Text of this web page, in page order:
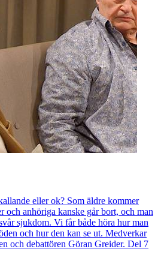
eller ok? Som äldre kommer
och anhöriga kanske går bort, och man
sjukdom. Vi får både höra hur man
och hur den kan se ut. Medverkar
och debattören Göran Greider. Del 7